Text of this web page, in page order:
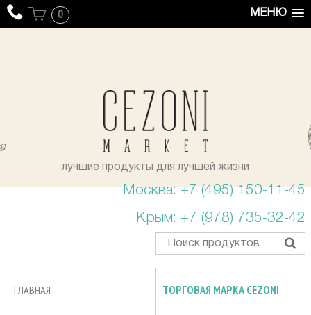
МЕНЮ
0
лучшие продукты для лучшей жизни
Москва: +7 (495) 150-11-45
Крым: +7 (978) 735-32-42
ГЛАВНАЯ ТОРГОВАЯ МАРКА CEZONI